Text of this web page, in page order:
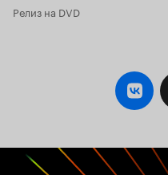
Релиз на DVD